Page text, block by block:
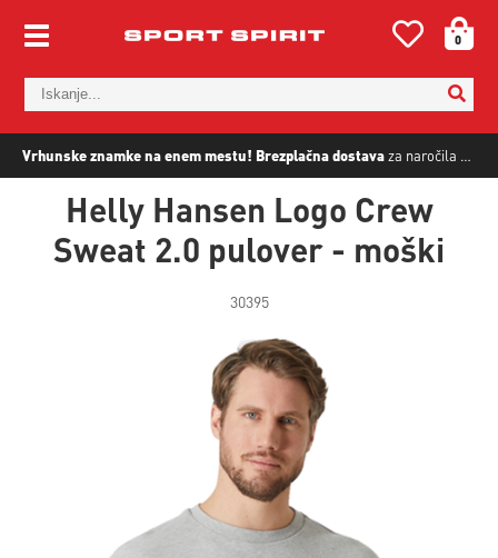
Vrhunske znamke na enem mestu! Brezplačna dostavaza naročila nad
0
Helly Hansen Logo Crew
Sweat 2.0 pulover - moški
30395